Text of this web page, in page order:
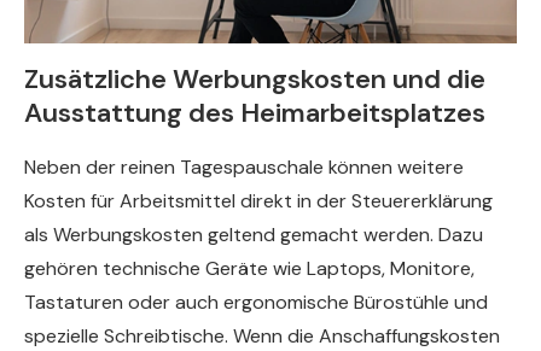
Zusätzliche Werbungskosten und die
Ausstattung des Heimarbeitsplatzes
Neben der reinen Tagespauschale können weitere
Kosten für Arbeitsmittel direkt in der Steuererklärung
als Werbungskosten geltend gemacht werden. Dazu
gehören technische Geräte wie Laptops, Monitore,
Tastaturen oder auch ergonomische Bürostühle und
spezielle Schreibtische. Wenn die Anschaffungskosten